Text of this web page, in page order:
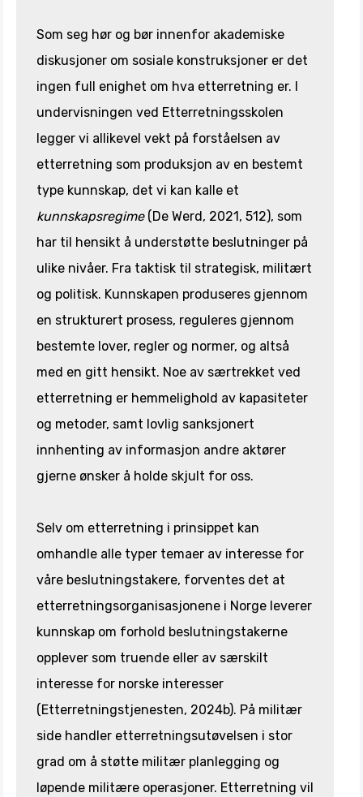
Som seg hør og bør innenfor akademiske
diskusjoner om sosiale konstruksjoner er det
ingen full enighet om hva etterretning er. I
undervisningen ved Etterretningsskolen
legger vi allikevel vekt på forståelsen av
etterretning som produksjon av en bestemt
type kunnskap, det vi kan kalle et
kunnskapsregime(De Werd, 2021, 512), som
har til hensikt å understøtte beslutninger på
ulike nivåer. Fra taktisk til strategisk, militært
og politisk. Kunnskapen produseres gjennom
en strukturert prosess, reguleres gjennom
bestemte lover, regler og normer, og altså
med en gitt hensikt. Noe av særtrekket ved
etterretning er hemmelighold av kapasiteter
og metoder, samt lovlig sanksjonert
innhenting av informasjon andre aktører
gjerne ønsker å holde skjult for oss.
Selv om etterretning i prinsippet kan
omhandle alle typer temaer av interesse for
våre beslutningstakere, forventes det at
etterretningsorganisasjonene i Norge leverer
kunnskap om forhold beslutningstakerne
opplever som truende eller av særskilt
interesse for norske interesser
(Etterretningstjenesten, 2024b). På militær
side handler etterretningsutøvelsen i stor
grad om å støtte militær planlegging og
løpende militære operasjoner. Etterretning vil